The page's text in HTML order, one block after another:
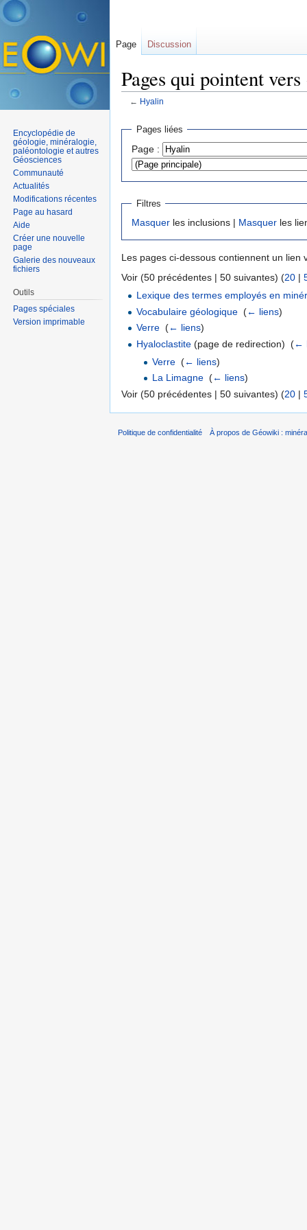
Pages qui pointent
← Hyalin
Pages liées
Page :
Filtres
Masquer les inclusions | Masquer les
Les pages ci-dessous contiennent un lien
Voir (50 précédentes | 50 suivantes) (20 |
Lexique des termes employés en
Vocabulaire géologique ‎(← liens)
Verre ‎(← liens)
Hyaloclastite (page de redirection) ‎(←
Verre‎ (← liens)
La Limagne‎ (← liens)
Voir (50 précédentes | 50 suivantes) (20 |
Page Discussion
Encyclopédie de
géologie, minéralogie,
paléontologie et autres
Géosciences
Communauté
Actualités
Modifications récentes
Page au hasard
Aide
Créer une nouvelle
page
Galerie des nouveaux
fichiers
Outils
Pages spéciales
Version imprimable
Politique de confidentialité À propos de Géowiki :